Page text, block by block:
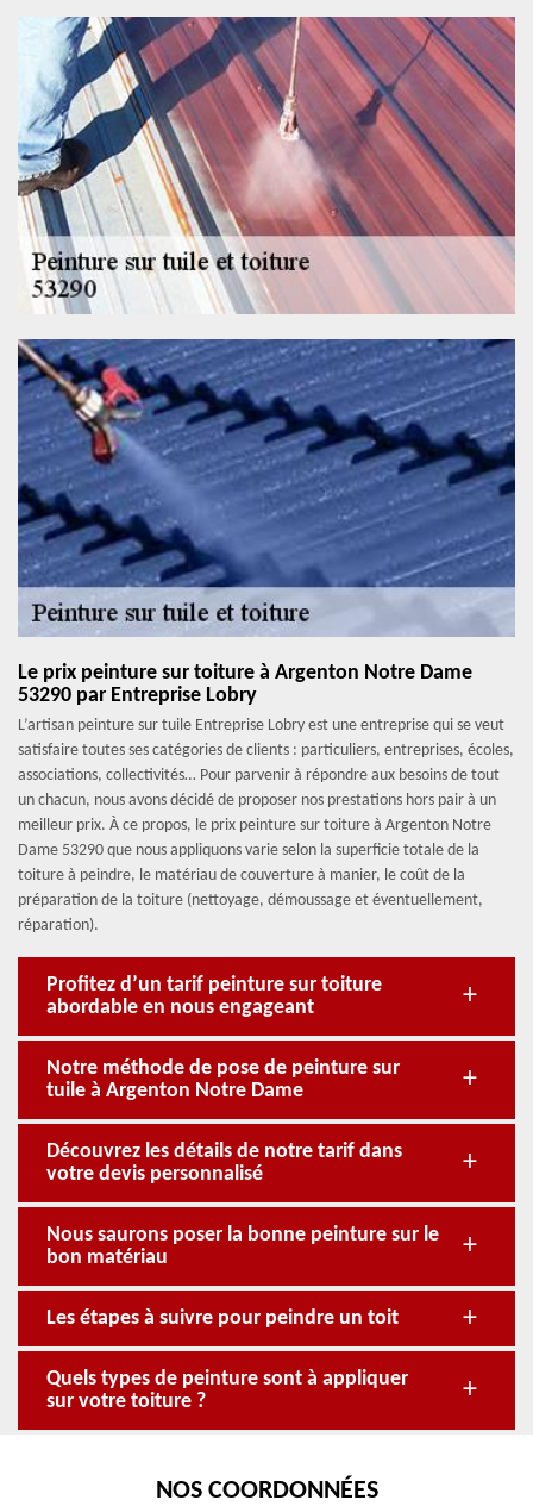
Le prix peinture sur toiture à Argenton Notre Dame
53290 par Entreprise Lobry
L’artisan peinture sur tuile Entreprise Lobry est une entreprise qui se veut
satisfaire toutes ses catégories de clients : particuliers, entreprises, écoles,
associations, collectivités… Pour parvenir à répondre aux besoins de tout
un chacun, nous avons décidé de proposer nos prestations hors pair à un
meilleur prix. À ce propos, le prix peinture sur toiture à Argenton Notre
Dame 53290 que nous appliquons varie selon la superficie totale de la
toiture à peindre, le matériau de couverture à manier, le coût de la
préparation de la toiture (nettoyage, démoussage et éventuellement,
réparation).
Profitez d’un tarif peinture sur toiture
abordable en nous engageant
Notre méthode de pose de peinture sur
tuile à Argenton Notre Dame
Découvrez les détails de notre tarif dans
votre devis personnalisé
Nous saurons poser la bonne peinture sur le
bon matériau
Les étapes à suivre pour peindre un toit
Quels types de peinture sont à appliquer
sur votre toiture ?
NOS COORDONNÉES